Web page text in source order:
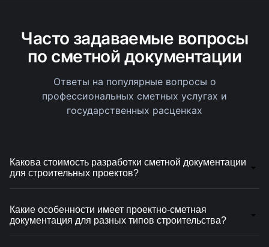
Часто задаваемые вопросы
по сметной документации
Ответы на популярные вопросы о
профессиональных сметных услугах и
государственных расценках
Какова стоимость разработки сметной документации
для строительных проектов?
зависит от сложности проекта, объема работ и типа
сооружения. Проектно-сметная документация для
Какие особенности имеет проектно-сметная
документация для разных типов строительства?